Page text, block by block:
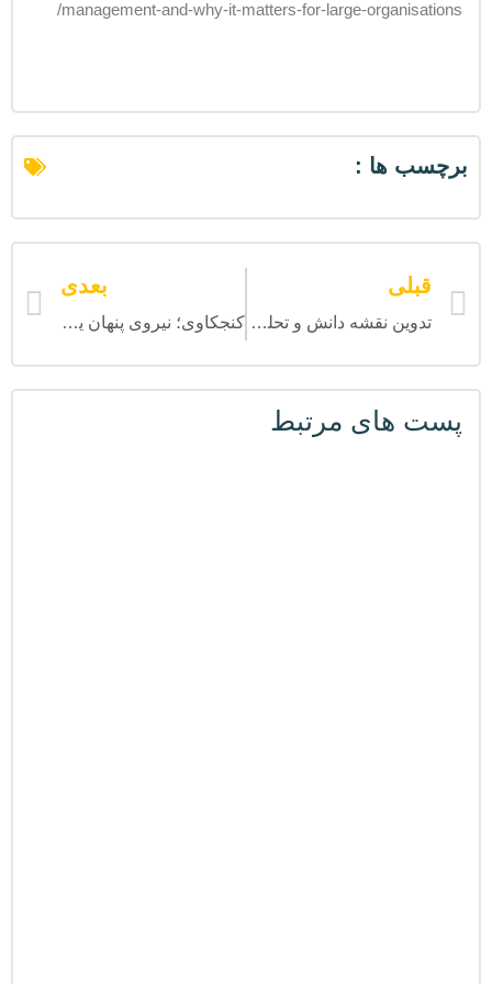
management-and-why-it-matters-for-large-organisations/
برچسب ها :
قبلی
تدوین نقشه دانش و تحلیل شکاف دانش در اداره کل آموزش بانک ملت
بعدی
کنجکاوی؛ نیروی پنهان یادگیری در سازمان‌های امروز
پست های مرتبط